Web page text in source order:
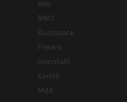
Alea
BNO
Buzzispace
Flexaro
Interstuhl
Kartell
Mdd